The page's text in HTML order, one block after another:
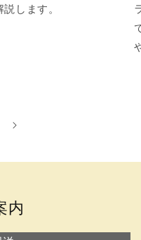
します。
内